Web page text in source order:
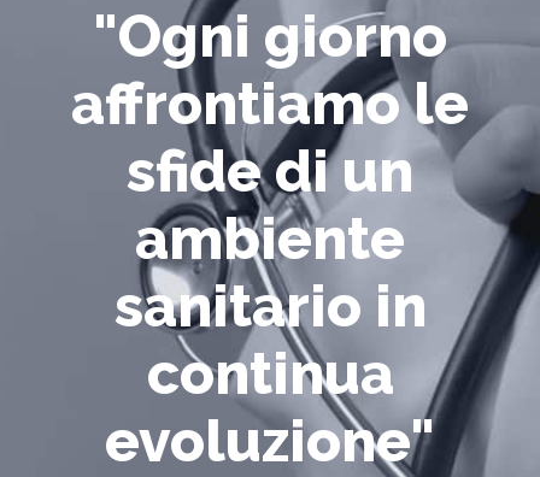
"Ogni giorno
affrontiamo le
sfide di un
ambiente
sanitario in
continua
evoluzione"